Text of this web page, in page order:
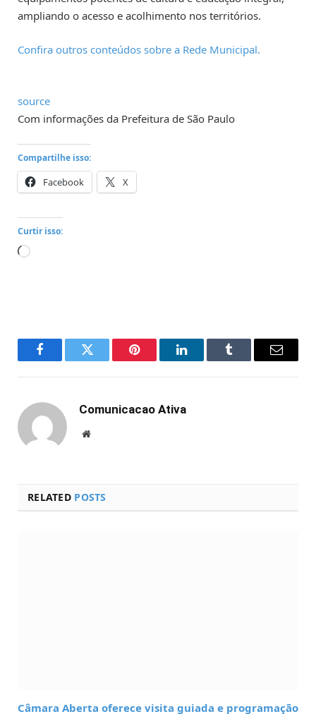
ampliando o acesso e acolhimento nos territórios.
Confira outros conteúdos sobre a Rede Municipal.
source
Com informações da Prefeitura de São Paulo
Compartilhe isso:
Facebook X
Curtir isso:
Carregando...
FacebookTwitter Pinterest LinkedInTumblr Email
Comunicacao Ativa
Website
RELATED POSTS
Câmara Aberta oferece visita guiada e programação